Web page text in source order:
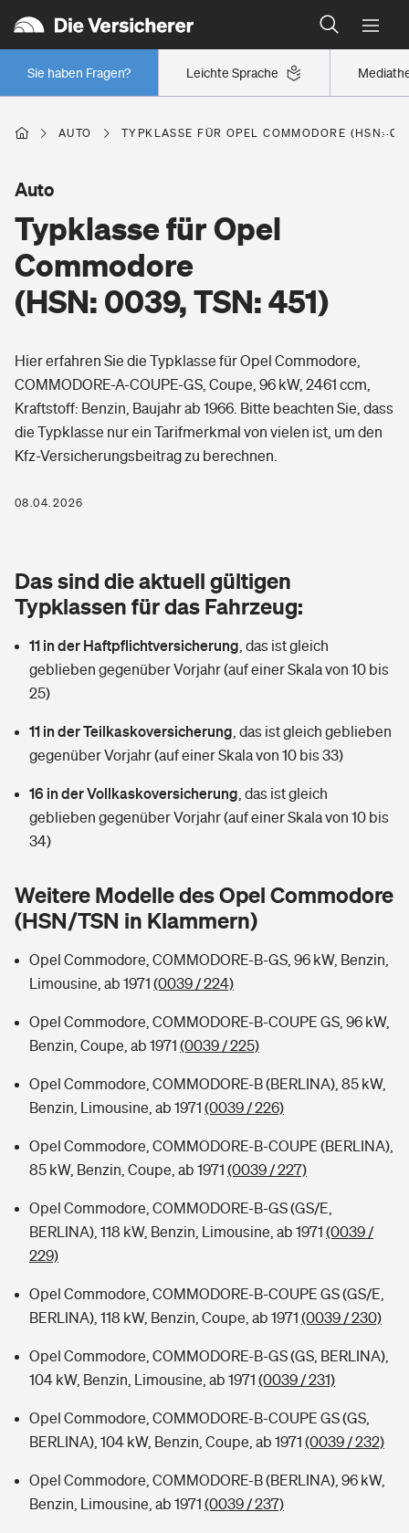
Leichte Sprache
Sie haben Fragen?
Wer versichert was: Jetzt Versicherer finden
Regionalklassen: So ist Ihre Region eingestuft
Wer versichert was: Jetzt Versicherer finden
Berufsunfähigkeitsversicherung
Arbeitsrechtsschutz
Berufshaftpflichtversicherung
Rentenrechner: Wie viel Geld bekomme ich im Alter?
Wer versichert was: Jetzt Versicherer finden
Sie haben Fragen?
Wohnen
Wohngebäudeversicherung
Hausratversicherung
Elementarversicherung
Photovoltaik
Wärmepumpen versichern
Vermieterrrechtsschutz
Mietkautionsversicherung
Restkreditversicherung
Zur Übersicht
Tools
Wer versichert was: Jetzt Versicherer finden
Sie haben Fragen?
Pri­vate Haft­pflicht­
Rechts­schutz­ver­si­che­rung
Kinderunfall­ver­si­che­rung
Reiseversicherung
Handyversicherung
Musikinstrumentenversicherung
Zur Übersicht
Tools
Kinderunfall-Check: Mehr Sicherheit für deine Kids
Sie haben Fragen?
Gesundheit
Private Krankenversicherung
Tierkrankenversicherung
Zur Übersicht
Sie haben Fragen?
AUTO TYPKLASSE FÜR OPEL COMMODORE (HSN:
Typklasse für Opel
Commodore
(HSN: 0039, TSN: 451)
Auto
Hier erfahren Sie die Typklasse für Opel Commodore,
COMMODORE-A-COUPE-GS, Coupe, 96 kW, 2461 ccm,
Kraftstoff: Benzin, Baujahr ab 1966. Bitte beachten Sie, dass
die Typklasse nur ein Tarifmerkmal von vielen ist, um den
Kfz-Versicherungsbeitrag zu berechnen.
08.04.2026
Das sind die aktuell gültigen
Typklassen für das Fahrzeug:
11 in der Haftpflichtversicherung das ist gleich
geblieben gegenüber Vorjahr (auf einer Skala von 10 bis
25)
11 in der Teilkaskoversicherung das ist gleich geblieben
gegenüber Vorjahr (auf einer Skala von 10 bis 33)
16 in der Vollkaskoversicherung das ist gleich
geblieben gegenüber Vorjahr (auf einer Skala von 10 bis
34)
Weitere Modelle des Opel Commodore
(HSN/TSN in Klammern)
Opel Commodore, COMMODORE-B-GS, 96 kW, Benzin,
Limousine, ab 1971 (0039 / 224)
Opel Commodore, COMMODORE-B-COUPE GS, 96 kW,
Benzin, Coupe, ab 1971 (0039 / 225)
Opel Commodore, COMMODORE-B (BERLINA), 85 kW,
Benzin, Limousine, ab 1971 (0039 / 226)
Opel Commodore, COMMODORE-B-COUPE (BERLINA),
85 kW, Benzin, Coupe, ab 1971 (0039 / 227)
Opel Commodore, COMMODORE-B-GS (GS/E,
BERLINA), 118 kW, Benzin, Limousine, ab 1971 (0039 /
229)
Opel Commodore, COMMODORE-B-COUPE GS (GS/E,
BERLINA), 118 kW, Benzin, Coupe, ab 1971 (0039 / 230)
Opel Commodore, COMMODORE-B-GS (GS, BERLINA),
104 kW, Benzin, Limousine, ab 1971 (0039 / 231)
Opel Commodore, COMMODORE-B-COUPE GS (GS,
BERLINA), 104 kW, Benzin, Coupe, ab 1971 (0039 / 232)
Opel Commodore, COMMODORE-B (BERLINA), 96 kW,
Benzin, Limousine, ab 1971 (0039 / 237)